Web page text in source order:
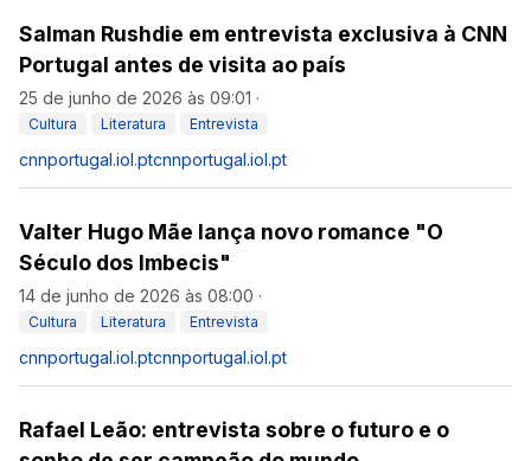
Salman Rushdie em entrevista exclusiva à CNN
Portugal antes de visita ao país
25 de junho de 2026 às 09:01 ·
Cultura Literatura Entrevista
cnnportugal.iol.ptcnnportugal.iol.pt
Valter Hugo Mãe lança novo romance "O
Século dos Imbecis"
14 de junho de 2026 às 08:00 ·
Cultura Literatura Entrevista
cnnportugal.iol.ptcnnportugal.iol.pt
Rafael Leão: entrevista sobre o futuro e o